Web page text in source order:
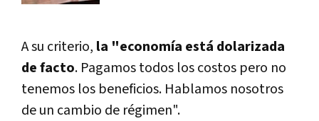
A su criterio, la "economía está dolarizada
de facto. Pagamos todos los costos pero no
tenemos los beneficios. Hablamos nosotros
de un cambio de régimen".